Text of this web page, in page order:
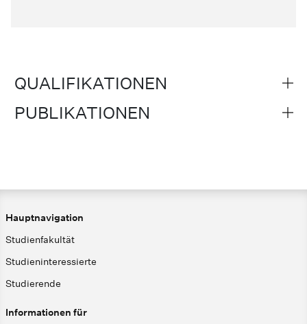
QUALIFIKATIONEN
PUBLIKATIONEN
Hauptnavigation
Studienfakultät
Studieninteressierte
Studierende
Informationen für